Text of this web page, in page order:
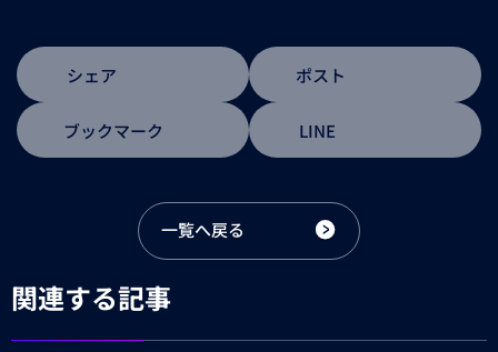
シェア ポスト
ブックマーク LINE
一覧へ戻る
関連する記事